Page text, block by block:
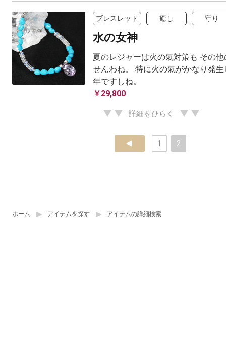
ホーム アイテムを探す アイテムの詳細検索
ブレスレット 癒し 守り
水の女神
夏のレジャーは火の氣対策も その
せんわね。 特に火の氣がかなり発
年ですしね。
￥29,800
詳細をひらく
prev 1 2